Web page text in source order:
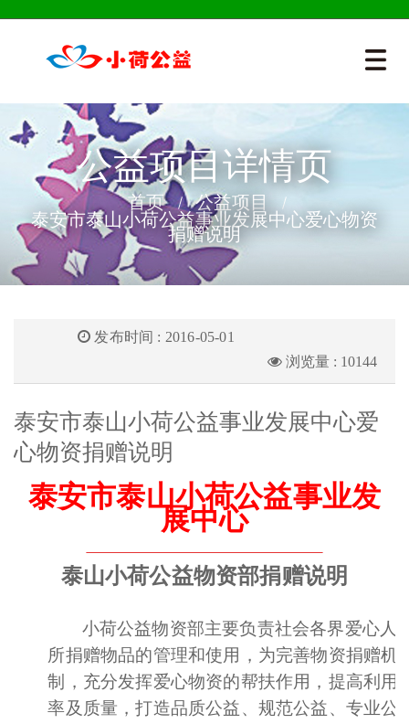
公益项目详情页
首页
公益项目
泰安市泰山小荷公益事业发展中心爱心物资
捐赠说明
发布时间 : 2016-05-01
浏览量 : 10144
泰安市泰山小荷公益事业发展中心爱
心物资捐赠说明
泰安市泰山小荷公益事业发
展中心
泰山小荷公益物资部捐赠说明
小荷公益物资部主要负责社会各界爱心人
所捐赠物品的管理和使用，为完善物资捐赠机
制，充分发挥爱心物资的帮扶作用，提高利用
率及质量，打造品质公益、规范公益、专业公